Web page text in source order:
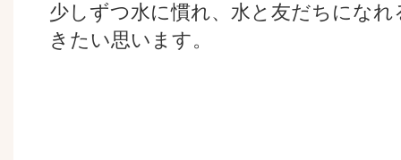
少しずつ水に慣れ、水と友だちにな
きたい思います。